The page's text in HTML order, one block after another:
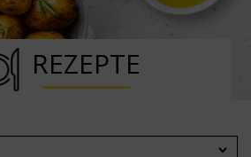
REZEPTE